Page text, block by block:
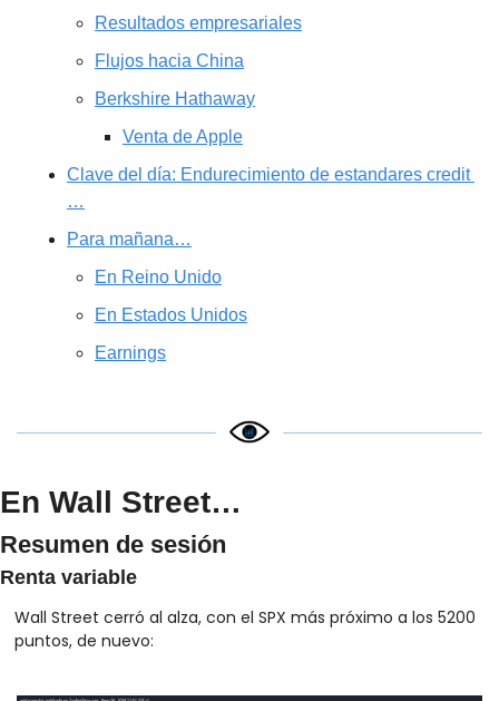
Resultados empresariales
Flujos hacia China
Berkshire Hathaway
Venta de Apple
Clave del día: Endurecimiento de estandares credit
…
Para mañana…
En Reino Unido
En Estados Unidos
Earnings
En Wall Street…
Resumen de sesión
Renta variable
Wall Street cerró al alza, con el SPX más próximo a los 5200
puntos, de nuevo: